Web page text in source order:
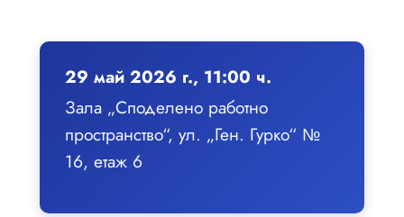
29 май 2026 г., 11:00 ч.
Зала „Споделено работно
пространство“, ул. „Ген. Гурко“ №
16, етаж 6